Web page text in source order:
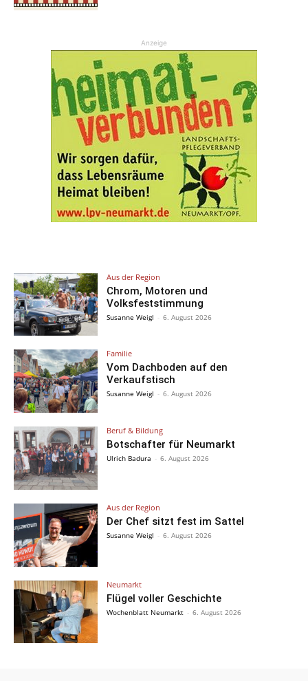
Anzeige
Aus der Region
Chrom, Motoren und
Volksfeststimmung
Susanne Weigl - 6. August 2026
Familie
Vom Dachboden auf den
Verkaufstisch
Susanne Weigl - 6. August 2026
Beruf & Bildung
Botschafter für Neumarkt
Ulrich Badura - 6. August 2026
Aus der Region
Der Chef sitzt fest im Sattel
Susanne Weigl - 6. August 2026
Neumarkt
Flügel voller Geschichte
Wochenblatt Neumarkt - 6. August 2026